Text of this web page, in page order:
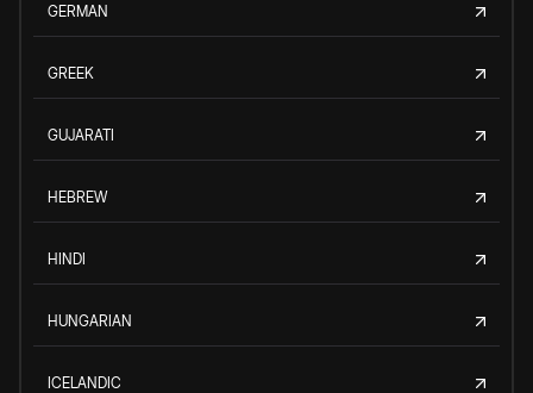
GERMAN
GREEK
GUJARATI
HEBREW
HINDI
HUNGARIAN
ICELANDIC